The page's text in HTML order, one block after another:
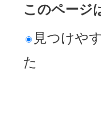
このページ
見つけや
た